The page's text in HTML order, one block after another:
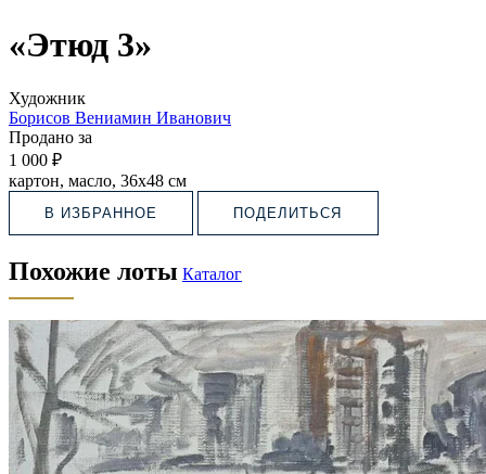
«Этюд 3»
Художник
Борисов Вениамин Иванович
Продано за
1 000 ₽
картон, масло, 36х48 см
В ИЗБРАННОЕ ПОДЕЛИТЬСЯ
Похожие лоты Каталог